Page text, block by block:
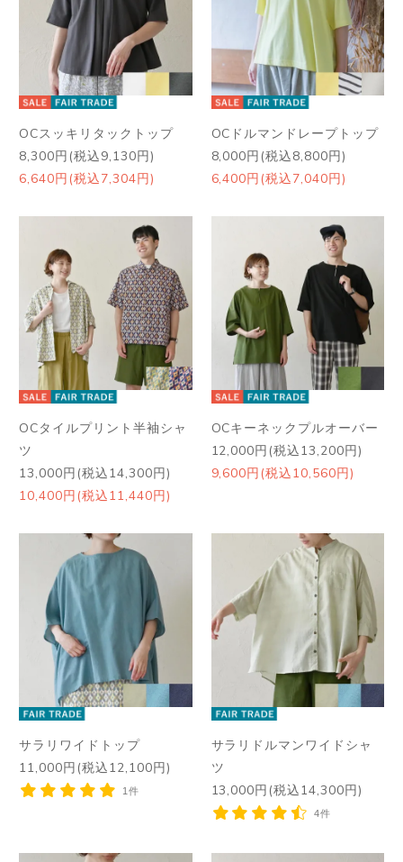
OCスッキリタックトップ
8,300円(税込9,130円)
6,640円(税込7,304円)
OCドルマンドレープトップ
8,000円(税込8,800円)
6,400円(税込7,040円)
OCタイルプリント半袖シャ
ツ
13,000円(税込14,300円)
10,400円(税込11,440円)
OCキーネックプルオーバー
12,000円(税込13,200円)
9,600円(税込10,560円)
サラリワイドトップ
11,000円(税込12,100円)
1件
サラリドルマンワイドシャ
ツ
13,000円(税込14,300円)
4件